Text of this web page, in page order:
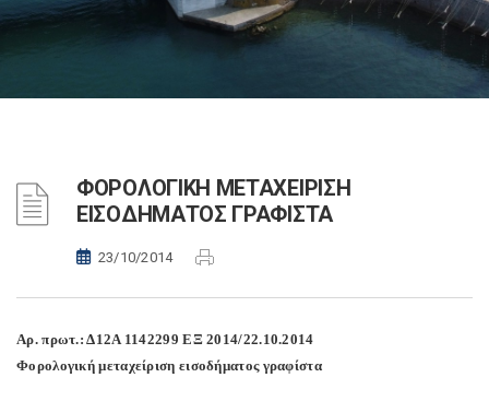
ΦΟΡΟΛΟΓΙΚΗ ΜΕΤΑΧΕΙΡΙΣΗ
ΕΙΣΟΔΗΜΑΤΟΣ ΓΡΑΦΙΣΤΑ
23/10/2014
Αρ. πρωτ.: Δ12Α 1142299 ΕΞ 2014/22.10.2014
Φορολογική μεταχείριση εισοδήματος γραφίστα